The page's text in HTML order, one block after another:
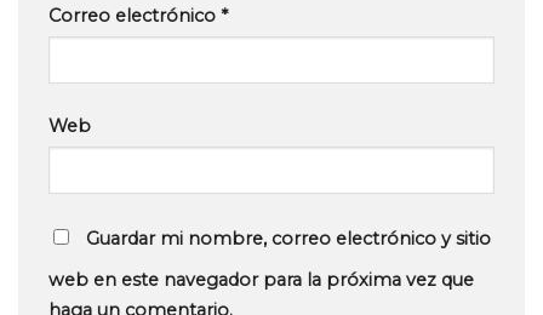
Correo electrónico *
Web
Guardar mi nombre, correo electrónico y sitio
web en este navegador para la próxima vez que
haga un comentario.